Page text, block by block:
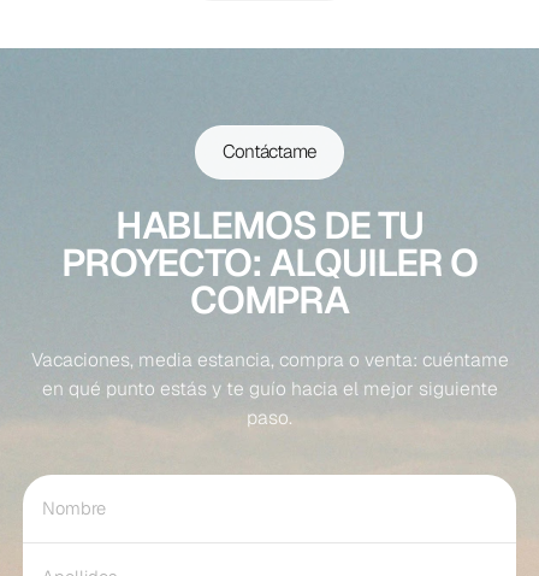
Contáctame
HABLEMOS DE TU
PROYECTO: ALQUILER O
COMPRA
Vacaciones, media estancia, compra o venta: cuéntame
en qué punto estás y te guío hacia el mejor siguiente
paso.